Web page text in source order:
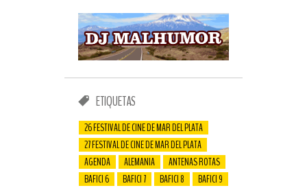
ETIQUETAS
26 FESTIVAL DE CINE DE MAR DEL PLATA
27 FESTIVAL DE CINE DE MAR DEL PLATA
AGENDA
ALEMANIA
ANTENAS ROTAS
BAFICI 6
BAFICI 7 BAFICI 8
BAFICI 9